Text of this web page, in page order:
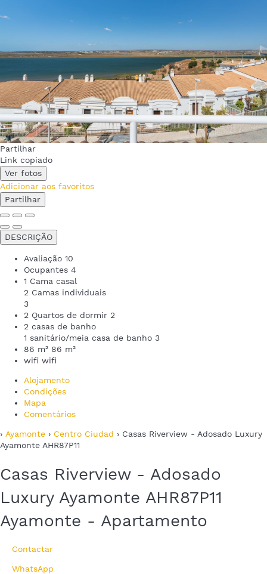
Partilhar
Link copiado
Ver fotos
Adicionar aos favoritos
Partilhar
DESCRIÇÃO
Avaliação 10
Ocupantes 4
1 Cama casal
2 Camas individuais
3
2 Quartos de dormir 2
2 casas de banho
1 sanitário/meia casa de banho 3
86 m² 86 m²
wifi wifi
Alojamento
Condições
Mapa
Comentários
› Ayamonte › Centro Ciudad › Casas Riverview - Adosado Luxury
Ayamonte AHR87P11
Casas Riverview - Adosado
Luxury Ayamonte AHR87P11
Ayamonte - Apartamento
Contactar
WhatsApp